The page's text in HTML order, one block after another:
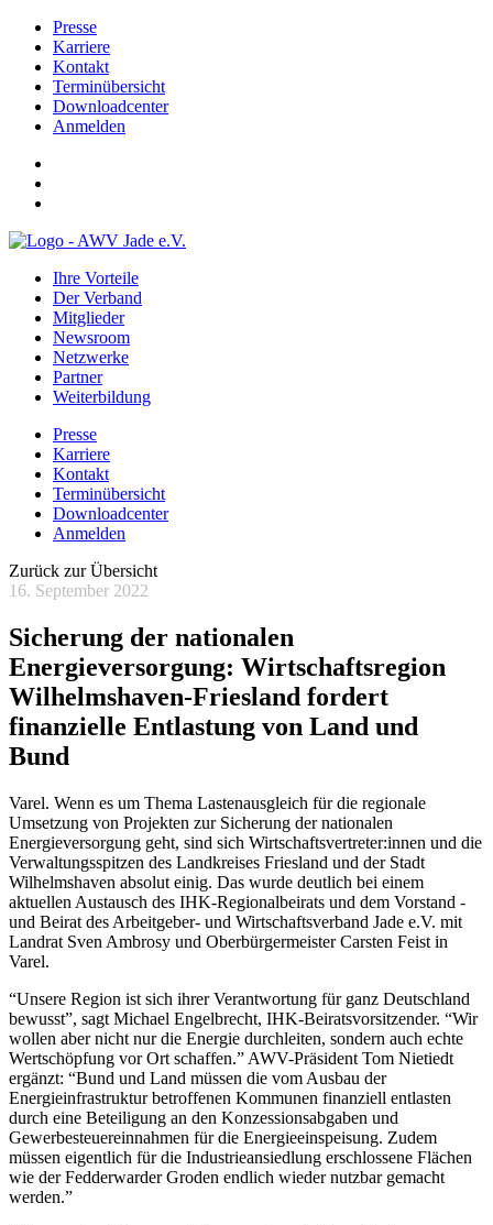
Presse
Karriere
Kontakt
Terminübersicht
Downloadcenter
Anmelden
Ihre Vorteile
Der Verband
Mitglieder
Newsroom
Netzwerke
Partner
Weiterbildung
Presse
Karriere
Kontakt
Terminübersicht
Downloadcenter
Anmelden
Zurück zur Übersicht
16. September 2022
Sicherung der nationalen
Energieversorgung: Wirtschaftsregion
Wilhelmshaven-Friesland fordert
finanzielle Entlastung von Land und
Bund
Varel. Wenn es um Thema Lastenausgleich für die regionale
Umsetzung von Projekten zur Sicherung der nationalen
Energieversorgung geht, sind sich Wirtschaftsvertreter:innen und die
Verwaltungsspitzen des Landkreises Friesland und der Stadt
Wilhelmshaven absolut einig. Das wurde deutlich bei einem
aktuellen Austausch des IHK-Regionalbeirats und dem Vorstand -
und Beirat des Arbeitgeber- und Wirtschaftsverband Jade e.V. mit
Landrat Sven Ambrosy und Oberbürgermeister Carsten Feist in
Varel.
“Unsere Region ist sich ihrer Verantwortung für ganz Deutschland
bewusst”, sagt Michael Engelbrecht, IHK-Beiratsvorsitzender. “Wir
wollen aber nicht nur die Energie durchleiten, sondern auch echte
Wertschöpfung vor Ort schaffen.” AWV-Präsident Tom Nietiedt
ergänzt: “Bund und Land müssen die vom Ausbau der
Energieinfrastruktur betroffenen Kommunen finanziell entlasten
durch eine Beteiligung an den Konzessionsabgaben und
Gewerbesteuereinnahmen für die Energieeinspeisung. Zudem
müssen eigentlich für die Industrieansiedlung erschlossene Flächen
wie der Fedderwarder Groden endlich wieder nutzbar gemacht
werden.”